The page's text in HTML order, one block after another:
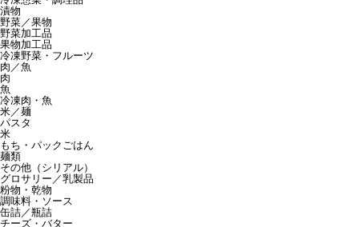
漬物
野菜／果物
野菜加工品
果物加工品
冷凍野菜・フルーツ
肉／魚
肉
魚
冷凍肉・魚
米／麺
パスタ
米
もち・パックごはん
麺類
その他（シリアル）
グロサリー／乳製品
粉物・乾物
調味料・ソース
缶詰／瓶詰
チーズ・バター